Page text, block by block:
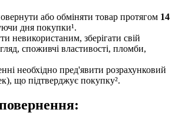
або обміняти товар протягом 14
дня покупки¹.
невикористаним, зберігати свій
споживчі властивості, пломби,
необхідно пред'явити розрахунковий
що підтверджує покупку².